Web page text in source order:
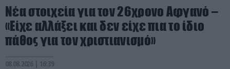
Νέα στοιχεία για τον 26χρονο Αφγανό –
«Είχε αλλάξει και δεν είχε πια το ίδιο
πάθος για τον χριστιανισμό»
08.08.2026 | 16:39